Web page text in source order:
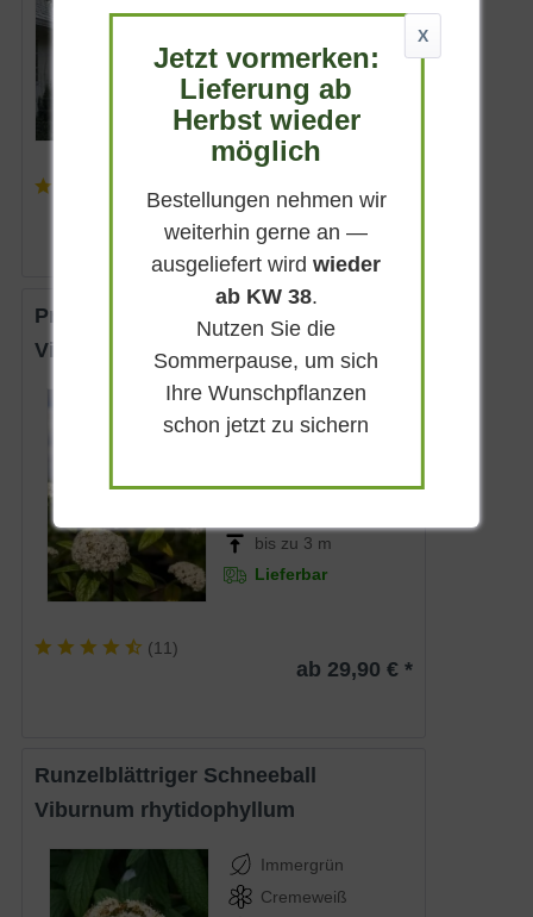
3 - 4 m
Lieferbar
ab 20,90 € *
Prager Schneeball 'Pragense'
Viburnum 'Pragense'
Immergrün
Rosa bis
bis zu 3 m
Lieferbar
(11)
ab 29,90 € *
Runzelblättriger Schneeball
Viburnum rhytidophyllum
Immergrün
Cremeweiß
X
Jetzt vormerken:
Lieferung ab
Herbst wieder
möglich
Bestellungen nehmen wir
weiterhin gerne an —
ausgeliefert wirdwieder
ab KW 38.
Nutzen Sie die
Sommerpause, um sich
Ihre Wunschpflanzen
schon jetzt zu sichern